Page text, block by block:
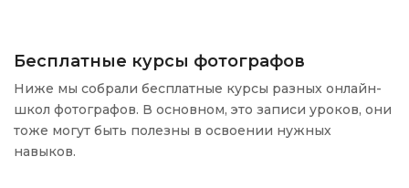
Бесплатные курсы фотографов
Ниже мы собрали бесплатные курсы разных онлайн-
школ фотографов. В основном, это записи уроков, они
тоже могут быть полезны в освоении нужных
навыков.